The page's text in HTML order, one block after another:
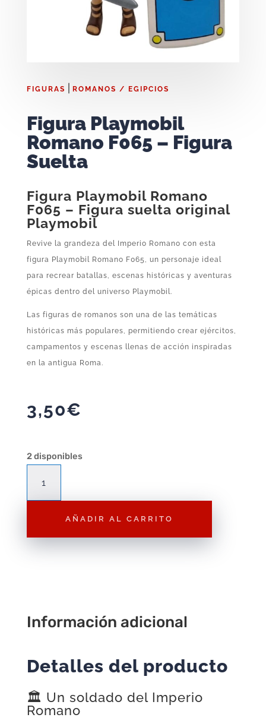
FIGURAS ROMANOS / EGIPCIOS
Figura Playmobil
Romano F065 – Figura
Suelta
Figura Playmobil Romano
F065 – Figura suelta original
Playmobil
Revive la grandeza del Imperio Romano con esta
figura Playmobil Romano F065, un personaje ideal
para recrear batallas, escenas históricas y aventuras
épicas dentro del universo Playmobil.
Las figuras de romanos son una de las temáticas
históricas más populares, permitiendo crear ejércitos,
campamentos y escenas llenas de acción inspiradas
en la antigua Roma.
3,50€
2 disponibles
Playmobil
Romano
–
AÑADIR AL CARRITO
Información adicional
Detalles del producto
🏛️ Un soldado del Imperio
Romano